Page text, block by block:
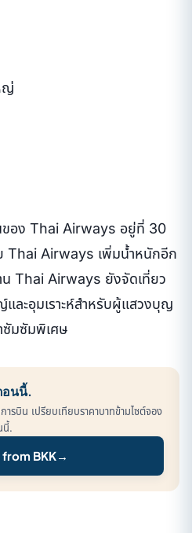
ญ่
ของ Thai Airways อยู่ที่ 30
Thai Airways เพิ่มน้ำหนักอีก
น Thai Airways ยังจัดเที่ยว
และอุมเราะห์สำหรับผู้แสวงบุญ
ซัมซัมพิเศษ
อนนี้.
รบิน เปรียบเทียบราคาบาทข้ามไซต์จอง
นี้.
from BKK→